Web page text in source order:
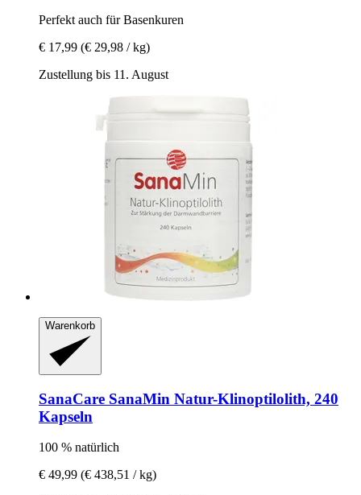
Perfekt auch für Basenkuren
€ 17,99 (€ 29,98 / kg)
Zustellung bis 11. August
Warenkorb
SanaCare SanaMin Natur-​Klinoptilolith, 240
Kapseln
100 % natürlich
€ 49,99 (€ 438,51 / kg)